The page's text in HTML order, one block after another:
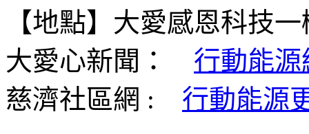
【地點】 大愛感恩科技
大愛心新聞： 行動能
慈濟社區網 : 行動能源